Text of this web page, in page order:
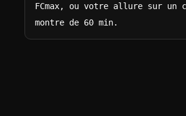
FCmax, ou votre allure sur un
montre de 60 min.